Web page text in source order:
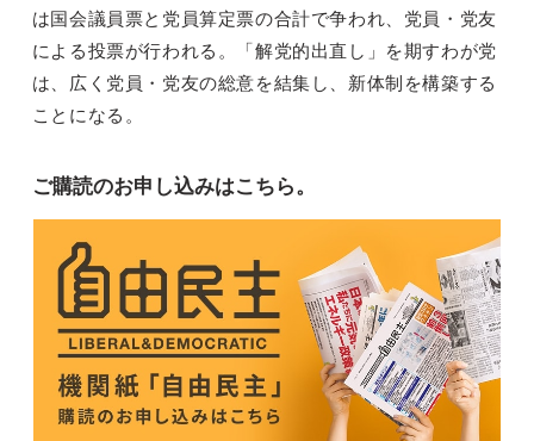
は国会議員票と党員算定票の合計で争われ、党員・党友
による投票が行われる。「解党的出直し」を期すわが党
は、広く党員・党友の総意を結集し、新体制を構築する
ことになる。
ご購読のお申し込みはこちら。